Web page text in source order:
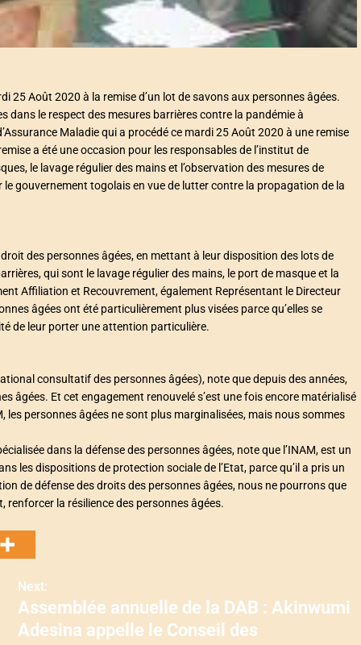
25 Août 2020 à la remise d’un lot de savons aux personnes âgées.
dans le respect des mesures barrières contre la pandémie à
Maladie qui a procédé ce mardi 25 Août 2020 à une remise
a été une occasion pour les responsables de l’institut de
le lavage régulier des mains et l’observation des mesures de
gouvernement togolais en vue de lutter contre la propagation de la
des personnes âgées, en mettant à leur disposition des lots de
qui sont le lavage régulier des mains, le port de masque et la
Affiliation et Recouvrement, également Représentant le Directeur
âgées ont été particulièrement plus visées parce qu’elles se
de leur porter une attention particulière.
consultatif des personnes âgées), note que depuis des années,
âgées. Et cet engagement renouvelé s’est une fois encore matérialisé
les personnes âgées ne sont plus marginalisées, mais nous sommes
dans la défense des personnes âgées, note que l’INAM, est un
les dispositions de protection sociale de l’Etat, parce qu’il a pris un
de défense des droits des personnes âgées, nous ne pourrons que
renforcer la résilience des personnes âgées.
Next:
Assemblée annuelle de la DAB : Akinwumi
Adesina appelle le Conseil des